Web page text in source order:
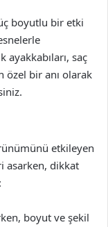
boyutlu bir etki
saç
özel bir anı olarak
etkileyen
asarken, dikkat
boyut ve şekil